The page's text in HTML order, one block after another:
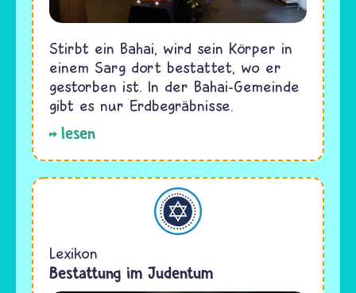
Stirbt ein Bahai, wird sein Körper in
einem Sarg dort bestattet, wo er
gestorben ist. In der Bahai-Gemeinde
gibt es nur Erdbegräbnisse.
lesen
Judentum
Lexikon
Bestattung im Judentum